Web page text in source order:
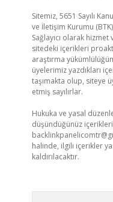
Sitemiz, 5651 Sayılı
ve İletişim Kurumu
Sağlayıcı olarak
sitedeki içerikleri
araştırma
üyelerimiz yazdıkları
taşımakta olup, siteye
etmiş sayılırlar.
Hukuka ve yasal
düşündüğünüz
halinde, ilgili içerikler
kaldırılacaktır.